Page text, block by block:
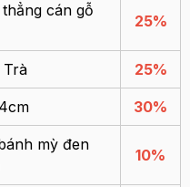
cán gỗ
25%
Trà 25%
30%
mỳ đen
10%